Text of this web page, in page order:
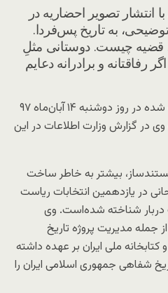
تصویر احضاریه در
به تاریخ پس‌فردا.
قضیه چیست. دوستانی مثلِ
و برادرانه دعایم
طی این احضاریه از وی خواسته شده در روز دوشنبه ۱۴ آبان‌ماه ۹۷
وی در گزارش وزارت اطلاعات در این
بیشتر به خاطر ساخت
در یازدهمین انتخابات ریاست
دربار شناخته شده‌است. وی
جمله مدیریت پروژه تاریخ
ملی ایران بر عهده داشته
۱۳۹۴ پروژه تاریخ شفاهی جمهوری اسلامی ایران را